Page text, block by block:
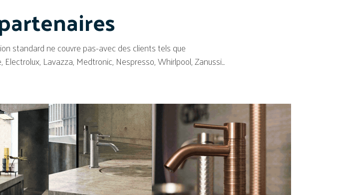
standard ne couvre pas-avec des clients tels que
Lavazza, Medtronic, Nespresso, Whirlpool, Zanussi...